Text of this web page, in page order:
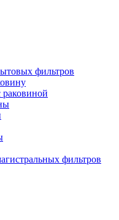
фильтров
фильтров